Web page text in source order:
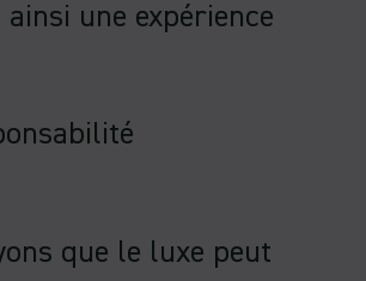
une expérience
que le luxe peut